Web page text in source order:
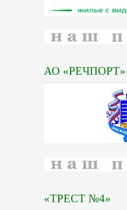
АО «РЕЧПОРТ»
«ТРЕСТ №4»